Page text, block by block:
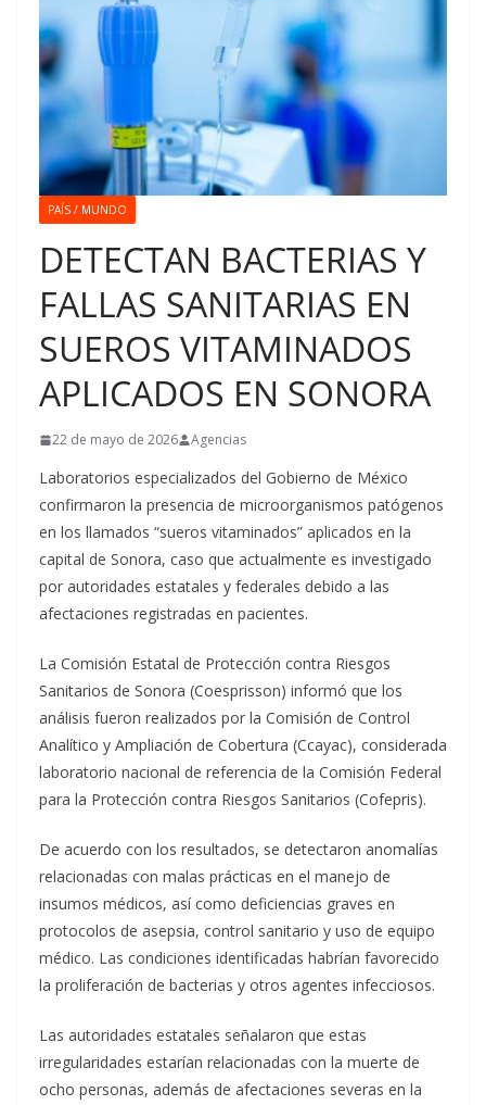
PAÍS / MUNDO
DETECTAN BACTERIAS Y
FALLAS SANITARIAS EN
SUEROS VITAMINADOS
APLICADOS EN SONORA
22 de mayo de 2026 Agencias
Laboratorios especializados del Gobierno de México
confirmaron la presencia de microorganismos patógenos
en los llamados “sueros vitaminados” aplicados en la
capital de Sonora, caso que actualmente es investigado
por autoridades estatales y federales debido a las
afectaciones registradas en pacientes.
La Comisión Estatal de Protección contra Riesgos
Sanitarios de Sonora (Coesprisson) informó que los
análisis fueron realizados por la Comisión de Control
Analítico y Ampliación de Cobertura (Ccayac), considerada
laboratorio nacional de referencia de la Comisión Federal
para la Protección contra Riesgos Sanitarios (Cofepris).
De acuerdo con los resultados, se detectaron anomalías
relacionadas con malas prácticas en el manejo de
insumos médicos, así como deficiencias graves en
protocolos de asepsia, control sanitario y uso de equipo
médico. Las condiciones identificadas habrían favorecido
la proliferación de bacterias y otros agentes infecciosos.
Las autoridades estatales señalaron que estas
irregularidades estarían relacionadas con la muerte de
ocho personas, además de afectaciones severas en la